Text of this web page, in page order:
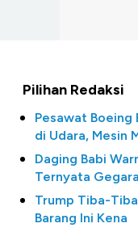
Pilihan Redaksi
Pesawat Boeing
di Udara, Mesin
Daging Babi
Ternyata
Trump Tiba-
Barang Ini Kena